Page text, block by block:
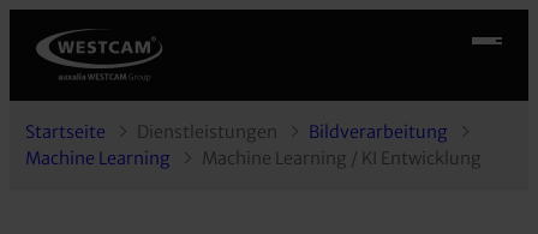
Startseite Dienstleistungen
Bildverarbeitung
Machine Learning
Machine Learning / KI Entwicklung